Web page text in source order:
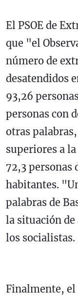
El PSOE de
que "el
número de
desatendidos
93,26
personas con
otras
superiores a
72,3 personas
habitantes.
palabras de
la situación de
los socialistas.
Finalmente, el